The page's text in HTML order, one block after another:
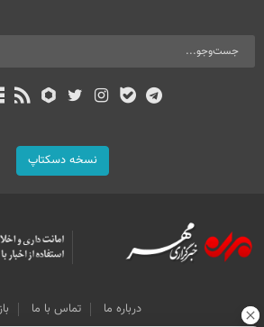
نسخه دسکتاپ
درباره ما تماس با ما